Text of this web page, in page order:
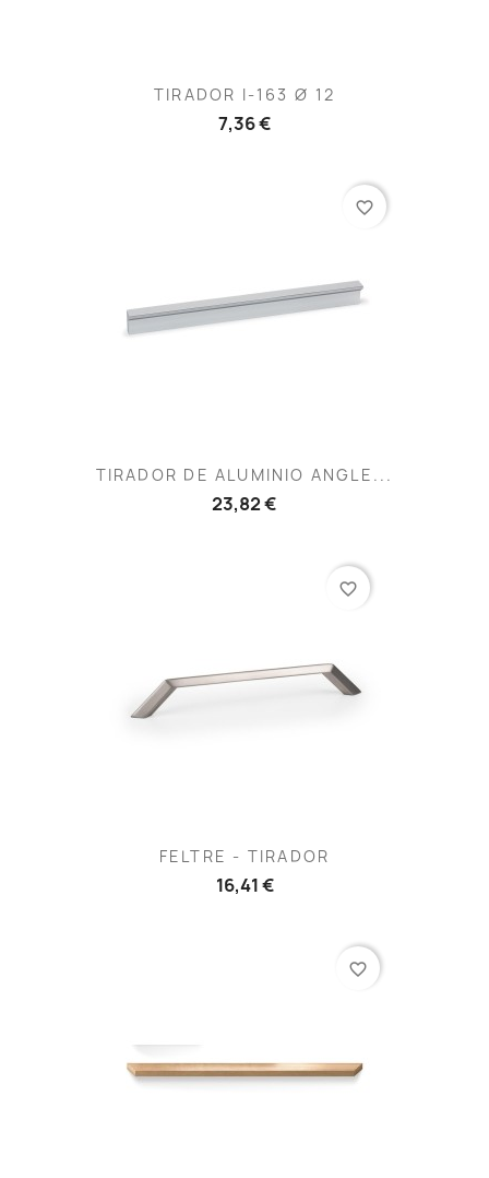
TIRADOR I-163 Ø 12
7,36 €
TIRADOR DE ALUMINIO ANGLE...
23,82 €
favorite_border
FELTRE - TIRADOR
16,41 €
favorite_border
favorite_border